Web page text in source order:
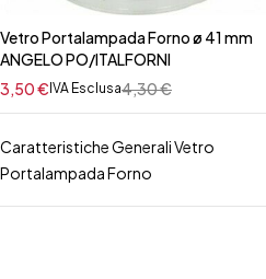
Vetro Portalampada Forno ø 41 mm
ANGELO PO/ITALFORNI
4,30€
3,50€ IVA Esclusa
Caratteristiche Generali Vetro
Portalampada Forno